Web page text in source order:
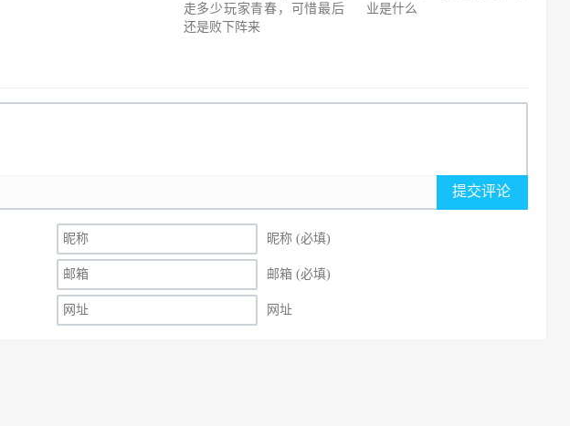
走多少玩家青春，可惜最后
还是败下阵来
业是什么
提交评论
昵称 (必填)
邮箱 (必填)
网址